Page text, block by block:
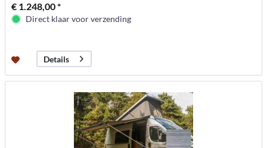
€ 1.248,00 *
Direct klaar voor verzending
Details